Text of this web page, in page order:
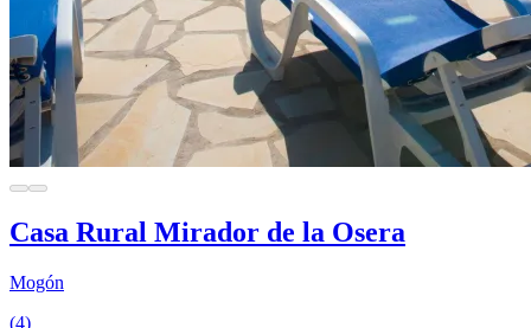
Casa Rural Mirador de la Osera
Mogón
(4)